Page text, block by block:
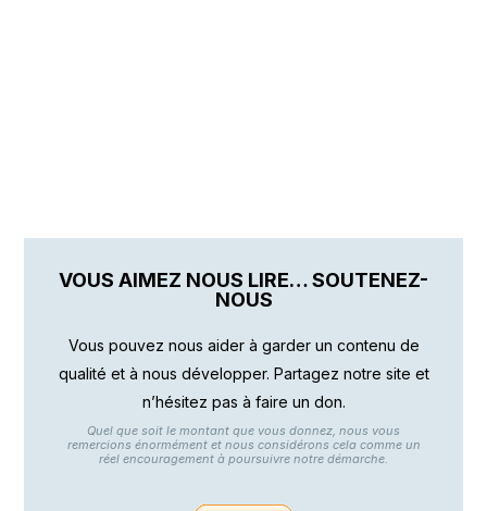
VOUS AIMEZ NOUS LIRE… SOUTENEZ-
NOUS
Vous pouvez nous aider à garder un contenu de
qualité et à nous développer. Partagez notre site et
n’hésitez pas à faire un don.
Quel que soit le montant que vous donnez, nous vous
remercions énormément et nous considérons cela comme un
réel encouragement à poursuivre notre démarche.